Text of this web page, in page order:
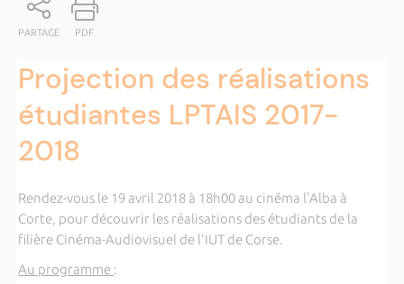
PARTAGE PDF
Projection des réalisations
étudiantes LPTAIS 2017-
2018
Rendez-vous le 19 avril 2018 à 18h00 au cinéma l'Alba à
Corte, pour découvrir les réalisations des étudiants de la
filière Cinéma-Audiovisuel de l'IUT de Corse.
Au programme :